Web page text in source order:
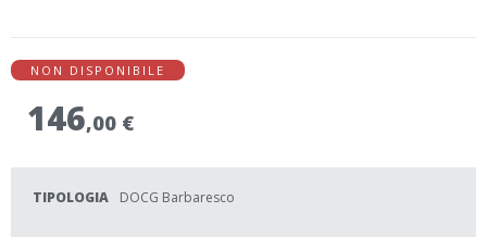
NON DISPONIBILE
146,00 €
TIPOLOGIA DOCG Barbaresco